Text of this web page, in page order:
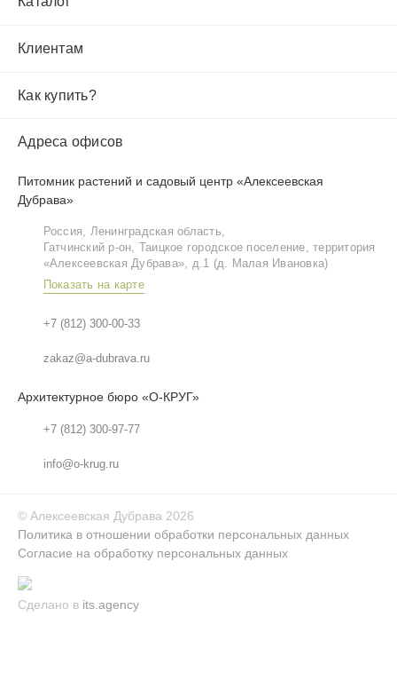
Клиентам
Как купить?
Адреса офисов
Питомник растений и садовый центр «Алексеевская
Дубрава»
Россия, Ленинградская область,
Гатчинский р‑он, Таицкое городское поселение, территория
«Алексеевская Дубрава», д.1 (д. Малая Ивановка)
Показать на карте
+7 (812) 300-00-33
zakaz@a-dubrava.ru
Архитектурное бюро «О-КРУГ»
+7 (812) 300-97-77
info@o-krug.ru
© Алексеевская Дубрава 2026
Политика в отношении обработки персональных данных
Согласие на обработку персональных данных
Сделано в its.agency